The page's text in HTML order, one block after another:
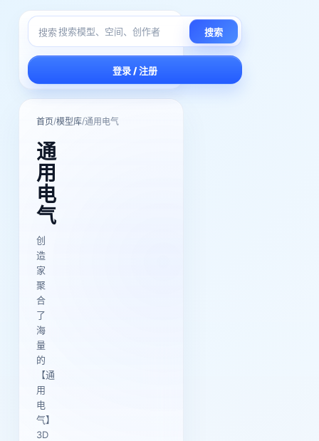
搜索 搜索
登录 / 注册
首页/模型库/通用电气
通
用
电
气
创
造
家
聚
合
了
海
量
的
【通
用
电
气】
3D